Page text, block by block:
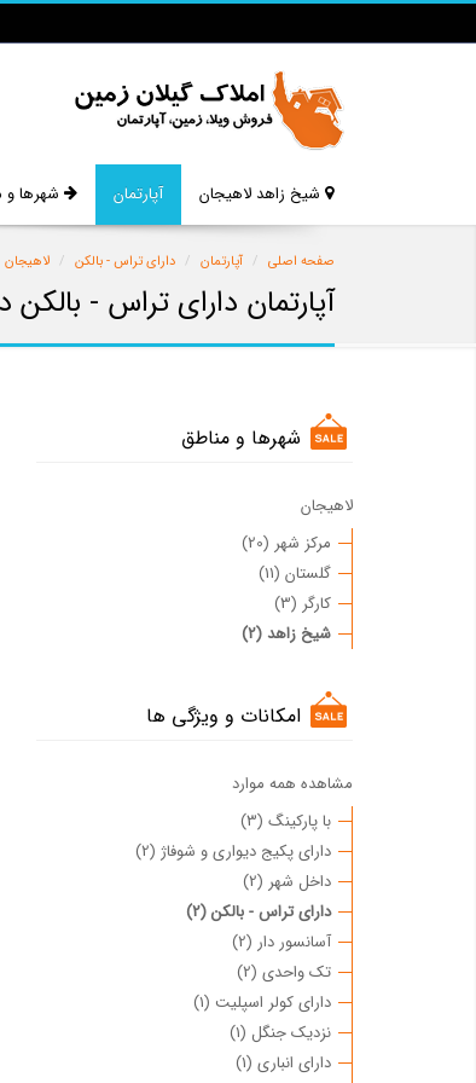
شیخ زاهد لاهیجان آپارتمان شهرها و
صفحه اصلی آپارتمان دارای تراس - بالکن لاهیجان
آپارتمان دارای تراس -
شهرها و مناطق
لاهیجان
مرکز شهر (20)
گلستان (11)
کارگر (3)
شیخ زاهد (2)
امکانات و ویژگی ها
مشاهده همه موارد
با پارکینگ (3)
دارای پکیج دیواری و شوفاژ (2)
داخل شهر (2)
دارای تراس - بالکن (2)
آسانسور دار (2)
تک واحدی (2)
دارای کولر اسپلیت (1)
نزدیک جنگل (1)
دارای انباری (1)